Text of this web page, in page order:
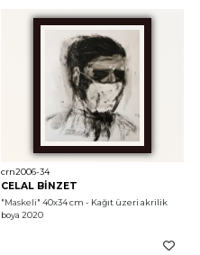
crn2006-34
CELAL BİNZET
"Maskeli" 40x34 cm - Kağıt üzeri akrilik
boya 2020